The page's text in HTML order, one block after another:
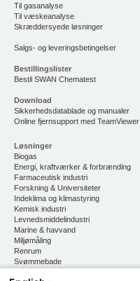
Til gasanalyse
Til væskeanalyse
Skræddersyede løsninger
Salgs- og leveringsbetingelser
Bestillingslister
Bestil SWAN Chematest
Download
Sikkerhedsdatablade og manualer
Online fjernsupport med TeamViewer
Løsninger
Biogas
Energi, kraftværker & forbrænding
Farmaceutisk industri
Forskning & Universiteter
Indeklima og klimastyring
Kemisk industri
Levnedsmiddelindustri
Marine & havvand
Miljømåling
Renrum
Svømmebade